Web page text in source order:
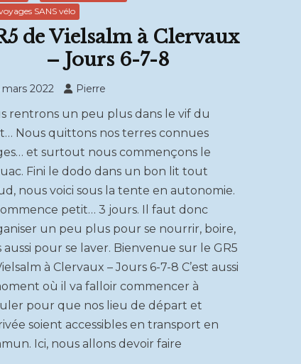
SANS vélo
de Vielsalm à Clervaux
– Jours 6-7-8
mars 2022 Pierre
rentrons un peu plus dans le vif du
Nous quittons nos terres connues
et surtout nous commençons le
Fini le dodo dans un bon lit tout
nous voici sous la tente en autonomie.
petit… 3 jours. Il faut donc
un peu plus pour se nourrir, boire,
aussi pour se laver. Bienvenue sur le GR5
à Clervaux – Jours 6-7-8 C’est aussi
où il va falloir commencer à
pour que nos lieu de départ et
soient accessibles en transport en
Ici, nous allons devoir faire